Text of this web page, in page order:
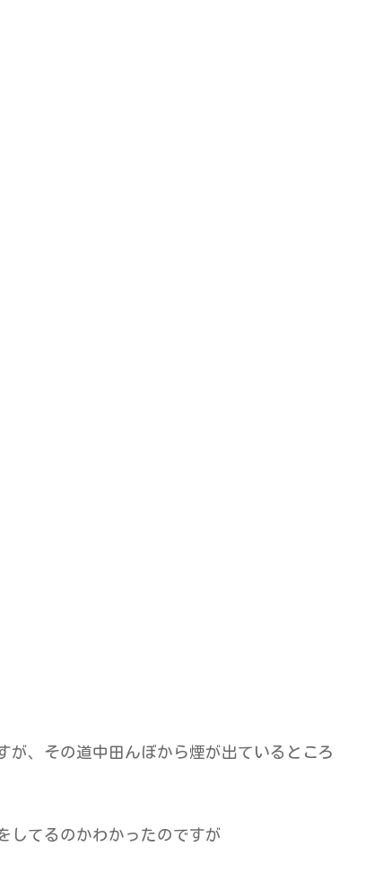
が、その道中田んぼから煙が出ているところ
してるのかわかったのですが